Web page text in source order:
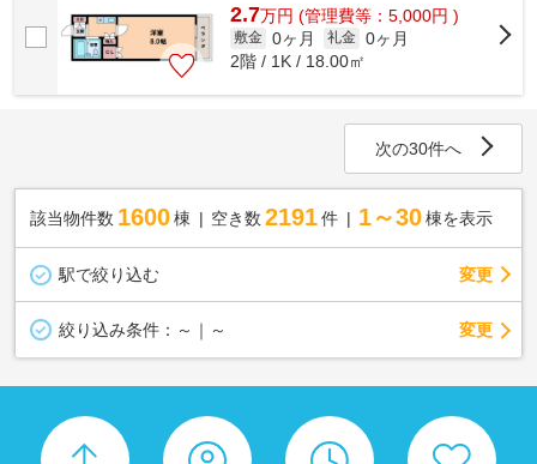
2.7万円 (管理費等：5,000円 )
敷金 0ヶ月 礼金 0ヶ月
2階 / 1K / 18.00㎡
次の30件へ
該当物件数 1600棟 空き数 2191 件 1～30 棟を表示
駅で絞り込む 変更
絞り込み条件： ～｜～ 変更